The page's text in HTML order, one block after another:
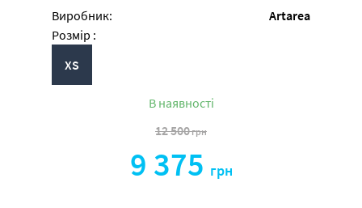
Виробник:
Artarea
Розмір :
XS
В наявності
12 500грн
9 375 грн